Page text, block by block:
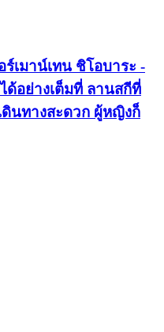
ร์เมาน์เทน ชิโอบาระ -
ด้อย่างเต็มที่ ลานสกีที่
ดินทางสะดวก ผู้หญิงก็